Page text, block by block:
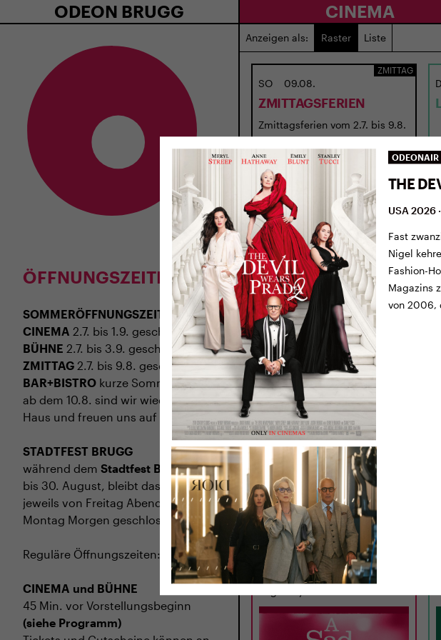
ODEON BRUGG CINEMA
ÖFFNUNGSZEITEN
SOMMERÖFFNUNGSZEITEN
CINEMA 2.7. bis 1.9. geschlossen
BÜHNE 2.7. bis 3.9. geschlossen
ZMITTAG 2.7. bis 9.8. geschlossen
BAR+BISTRO kurze Sommerpause,
ab dem 10.8. sind wir wieder im
Haus und freuen uns auf euch <3
STADTFEST BRUGG
während dem Stadtfest Brugg, 20.
bis 30. August, bleibt das Haus
jeweils von Freitag Abend bis
Montag Morgen geschlossen
Reguläre Öffnungszeiten:
CINEMA und BÜHNE
45 Min. vor Vorstellungsbeginn
(siehe Programm)
Anzeigen als: Raster Liste
ZMITTAG
SO 09.08.
ZMITTAGSFERIEN
Zmittagsferien vom 2.7. bis 9.8.
DI 01.09. 20:15
A SAD AND BEAUTIFUL
WORLD
LBN 2025 · 110 Min. · O/df · 14
J.
ODEONAIR
THE
USA 2026
Fast
Nigel
Fashion-
Magazins
von 2006,